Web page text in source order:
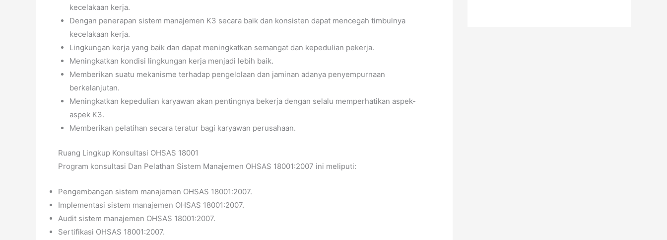
kecelakaan kerja.
Dengan penerapan sistem manajemen K3 secara baik dan konsisten dapat mencegah timbulnya
kecelakaan kerja.
Lingkungan kerja yang baik dan dapat meningkatkan semangat dan kepedulian pekerja.
Meningkatkan kondisi lingkungan kerja menjadi lebih baik.
Memberikan suatu mekanisme terhadap pengelolaan dan jaminan adanya penyempurnaan
berkelanjutan.
Meningkatkan kepedulian karyawan akan pentingnya bekerja dengan selalu memperhatikan aspek-
aspek K3.
Memberikan pelatihan secara teratur bagi karyawan perusahaan.
Ruang Lingkup Konsultasi OHSAS 18001
Program konsultasi Dan Pelathan Sistem Manajemen OHSAS 18001:2007 ini meliputi:
Pengembangan sistem manajemen OHSAS 18001:2007.
Implementasi sistem manajemen OHSAS 18001:2007.
Audit sistem manajemen OHSAS 18001:2007.
Sertifikasi OHSAS 18001:2007.